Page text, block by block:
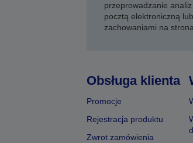
przeprowadzanie
pocztą elektroniczną
zachowaniami na
Obsługa klienta
Promocje
Rejestracja produktu
Zwrot zamówienia